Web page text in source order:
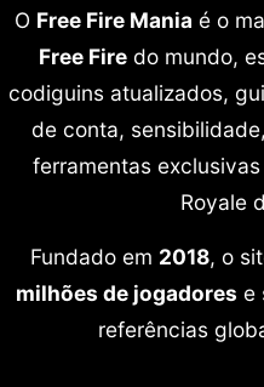
O Free Fire Mania é o
Free Firedo mundo,
codiguins atualizados,
de conta,
ferramentas
Royale
Fundado em 2018, o
milhões de jogadores e
referências